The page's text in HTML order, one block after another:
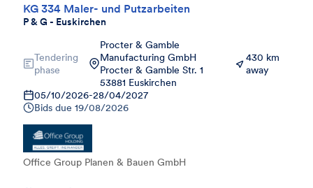
KG 334 Maler- und Putzarbeiten
P & G - Euskirchen
Tendering
phase
Procter & Gamble
Manufacturing GmbH
Procter & Gamble Str. 1
53881 Euskirchen
430 km
away
05/10/2026-28/04/2027
Bids due 19/08/2026
Office Group Planen & Bauen GmbH